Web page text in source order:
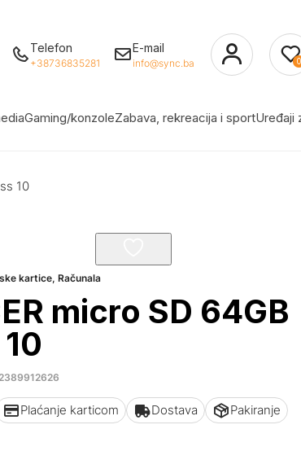
Telefon
+38736835281
E-mail
info@sync.ba 0
Gaming/konzoleZabava, rekreacija i sportUređaji
10
kartice,Računala
micro SD 64GB
Plaćanje karticom Dostava Pakiranje